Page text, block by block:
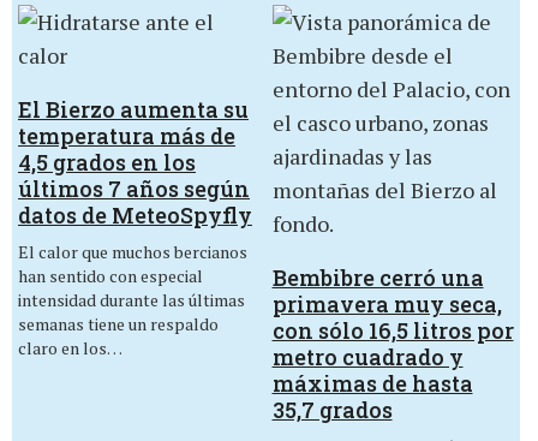
El Bierzo aumenta su
temperatura más de
4,5 grados en los
últimos 7 años según
datos de MeteoSpyfly
El calor que muchos bercianos
han sentido con especial
intensidad durante las últimas
semanas tiene un respaldo
claro en los…
Bembibre cerró una
primavera muy seca,
con sólo 16,5 litros por
metro cuadrado y
máximas de hasta
35,7 grados